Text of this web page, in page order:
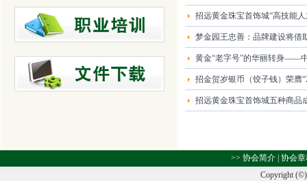
招远黄金珠宝首饰城“高技能
梦金园王忠善：品牌建设将借
黄金“老字号”的华丽转身——
招金贺岁银币（饺子钱）荣膺
招远黄金珠宝首饰城五种商品
>> 协会简介 协会
Copyright (©)